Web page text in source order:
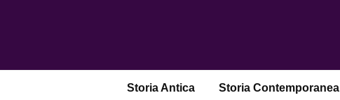
Storia Antica Storia Contemporanea